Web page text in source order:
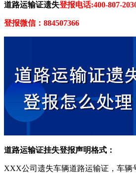
道路运输证遗失登报电话:400-807-
登报微信：884507366
道路运输证挂失登报声明格式：
XXX公司遗失车辆道路运输证，车辆